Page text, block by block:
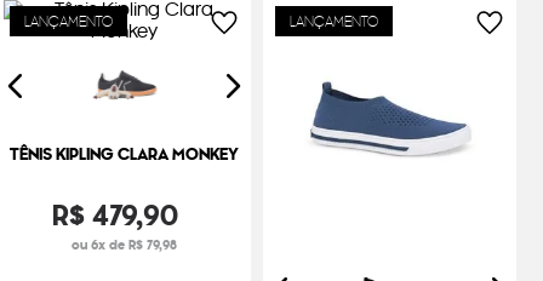
LANÇAMENTO
TÊNIS KIPLING CLARA MONKEY
R$479,90
ou 6x de R$ 79,98
LANÇAMENTO